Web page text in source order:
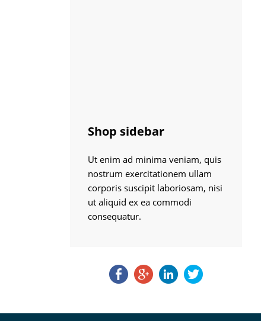
Shop sidebar
Ut enim ad minima veniam, quis
nostrum exercitationem ullam
corporis suscipit laboriosam, nisi
ut aliquid ex ea commodi
consequatur.